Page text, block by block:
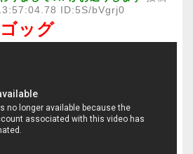
ID:5S/bVgrj0
ッグ